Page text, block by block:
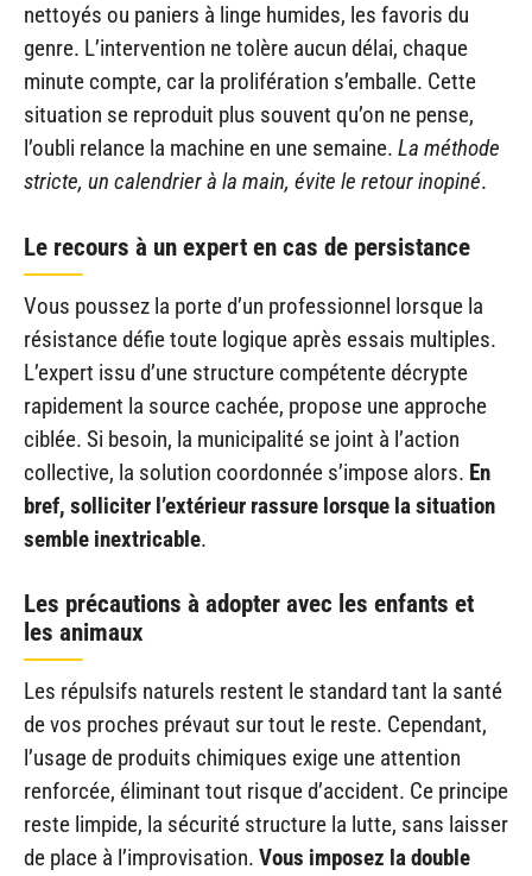
nettoyés ou paniers à linge humides, les favoris du
genre. L’intervention ne tolère aucun délai, chaque
minute compte, car la prolifération s’emballe. Cette
situation se reproduit plus souvent qu’on ne pense,
l’oubli relance la machine en une semaine. La méthode
stricte, un calendrier à la main, évite le retour inopiné.
Le recours à un expert en cas de persistance
Vous poussez la porte d’un professionnel lorsque la
résistance défie toute logique après essais multiples.
L’expert issu d’une structure compétente décrypte
rapidement la source cachée, propose une approche
ciblée. Si besoin, la municipalité se joint à l’action
collective, la solution coordonnée s’impose alors. En
bref, solliciter l’extérieur rassure lorsque la situation
semble inextricable.
Les précautions à adopter avec les enfants et
les animaux
Les répulsifs naturels restent le standard tant la santé
de vos proches prévaut sur tout le reste. Cependant,
l’usage de produits chimiques exige une attention
renforcée, éliminant tout risque d’accident. Ce principe
reste limpide, la sécurité structure la lutte, sans laisser
de place à l’improvisation. Vous imposez la double